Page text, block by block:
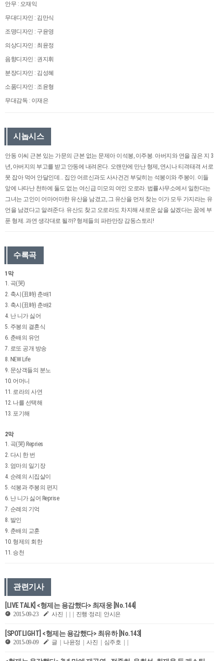
안무 : 오재익
무대디자인 : 김만식
조명디자인 : 구윤영
의상디자인 : 최윤정
음향디자인 : 권지휘
분장디자인 : 김성혜
소품디자인 : 조윤형
무대감독 : 이재은
시놉시스
안동 이씨 근본 있는 가문의 근본 없는 문제아 이석봉, 이주봉. 아버지와 연을 끊은 지 3
년, 아버지의 부고를 받고 안동에 내려온다. 오랜만에 만난 형제, 연시나 티격태격 서로
못 잡아 먹어 안달인데... 집안 어르신과도 사사건건 부딪히는 석봉이와 주봉이. 이들
앞에 나타난 천하에 둘도 없는 여신급 미모의 여인 오로라. 법률사무소에서 일한다는
그녀는 고인이 어마어마한 유산을 남겼고, 그 유산을 먼저 찾는 이가 모두 가지라는 유
언을 남겼다고 알려준다. 유산도 찾고 오로라도 차지해 새로운 삶을 살겠다는 꿈에 부
푼 형제. 과연 생각대로 될까? 형제들의 파란만장 감동스토리!
수록곡
1막
1. 곡(哭)
2. 축시(丑時) 춘배1
3. 축시(丑時) 춘배2
4. 난 니가 싫어
5. 주봉의 결혼식
6. 춘배의 유언
7. 로또 공개 방송
8. NEW Life
9. 문상객들의 분노
10. 어머니
11. 로라의 사연
12. 나를 선택해
13. 포기해
2막
1. 곡(哭) Repries
2. 다시 한 번
3. 엄마의 일기장
4. 순례의 시집살이
5. 석봉과 주봉의 편지
6. 난 니가 싫어 Reprise
7. 순례의 기억
8. 발인
9. 춘배의 교훈
10. 형제의 회한
11. 승천
관련기사
[LIVE TALK] <형제는 용감했다> 최재웅 [No.144]
2015-09-23 사진 | | | 진행·정리| 안시은
[SPOTLIGHT] <형제는 용감했다> 최유하 [No.143]
2015-09-09 글 | 나윤정 | 사진 | 심주호 | |